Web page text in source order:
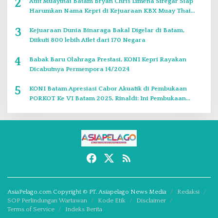
2
Harumkan Nama Kepri di Kejuaraan KBX Muay Thai
3
Kejuaraan Dunia Binaraga Bakal Digelar di Batam,
Diikuti 800 lebih Atlet dari 170 Negara
4
Babak Baru Olahraga Prestasi, KONI Kepri Rayakan
Dicabutnya Permenpora 14/2024
5
KONI Batam Apresiasi Cabor Akuatik di Pembukaan
PORKOT Ke VI Batam 2025, Rinaldi: Ini Pembukaan
AsiaPelago.com Copyright © PT. Asiapelago News Media
Redaksi
SOP Perlindungan Wartawan
Kode Etik
Disclaimer
Terms of Service
Indeks Berita